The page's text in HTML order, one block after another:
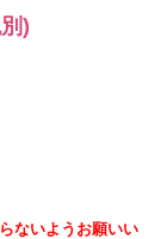
)
ないようお願いい